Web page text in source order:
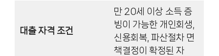
대출 자격 조건
만 20세 이상 소득 증
빙이 가능한 개인회생,
신용회복, 파산절차 면
책결정이 확정된 자